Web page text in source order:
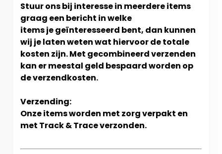
Stuur ons bij interesse in meerdere items
graag een bericht in welke
items je geïnteresseerd bent, dan kunnen
wij je laten weten wat hiervoor de totale
kosten zijn. Met gecombineerd verzenden
kan er meestal geld bespaard worden op
de verzendkosten.
Verzending:
Onze items worden met zorg verpakt en
met Track & Trace verzonden.